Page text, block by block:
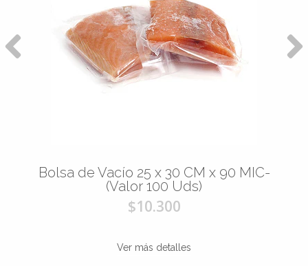
Bolsa de Vacío 25 x 30 CM x 90 MIC-
(Valor 100 Uds)
$10.300
Ver más detalles